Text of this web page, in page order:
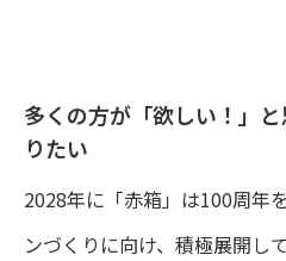
多くの方が「欲しい！」
りたい
2028年に「赤箱」は100周年
ンづくりに向け、積極展開し